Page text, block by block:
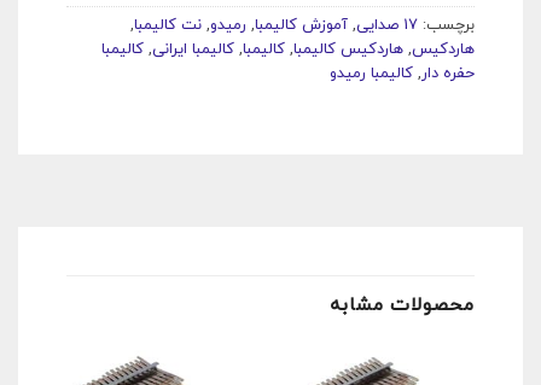
برچسب: 17 صدایی ,آموزش کالیمبا,رمیدو,نت کالیمبا,
هاردکیس ,هاردکیس کالیمبا,کالیمبا,کالیمبا ایرانی,کالیمبا
حفره دار,کالیمبا رمیدو
محصولات مشابه